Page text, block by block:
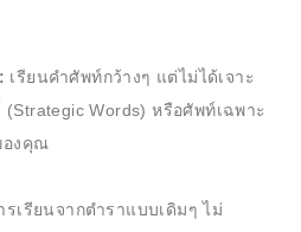
เรียนคำศัพท์กว้างๆ แต่ไม่ได้เจาะ
Words) หรือศัพท์เฉพาะ
องคุณ
รเรียนจากตำราแบบเดิมๆ ไม่